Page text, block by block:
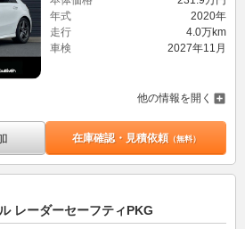
年式
2020年
走行
4.0万km
車検
2027年11月
他の情報を開く
在庫確認・見積依頼（無料）
レーダーセーフティPKG